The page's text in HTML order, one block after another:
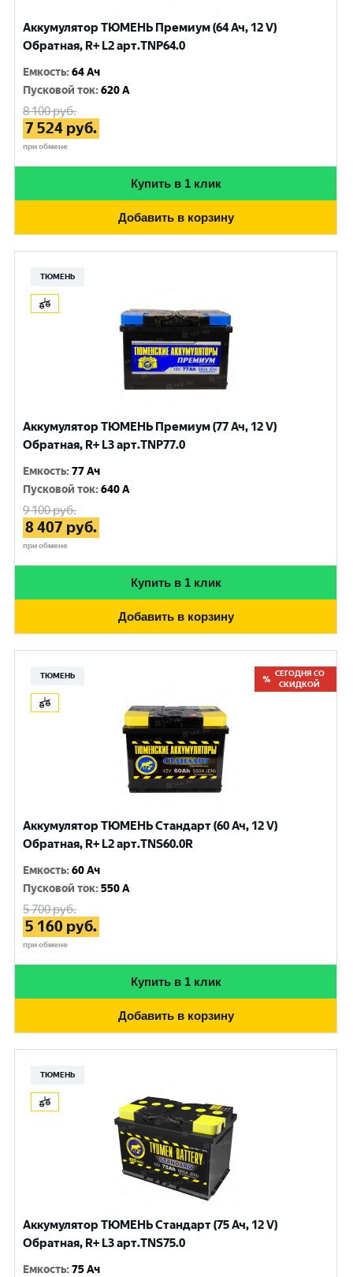
Аккумулятор ТЮМЕНЬ Премиум (64 Ач, 12 V)
Обратная, R+ L2 арт.TNP64.0
Емкость:64 Ач
Пусковой ток:620 A
8 100руб.
7 524 руб.
при обмене
Купить в 1 клик
Добавить в корзину
ТЮМЕНЬ
Аккумулятор ТЮМЕНЬ Премиум (77 Ач, 12 V)
Обратная, R+ L3 арт.TNP77.0
Емкость:77 Ач
Пусковой ток:640 A
9 100руб.
8 407 руб.
при обмене
Купить в 1 клик
Добавить в корзину
ТЮМЕНЬ
СЕГОДНЯ СО
СКИДКОЙ
Аккумулятор ТЮМЕНЬ Стандарт (60 Ач, 12 V)
Обратная, R+ L2 арт.TNS60.0R
Емкость:60 Ач
Пусковой ток:550 A
5 700руб.
5 160 руб.
при обмене
Купить в 1 клик
Добавить в корзину
ТЮМЕНЬ
Аккумулятор ТЮМЕНЬ Стандарт (75 Ач, 12 V)
Обратная, R+ L3 арт.TNS75.0
Емкость:75 Ач